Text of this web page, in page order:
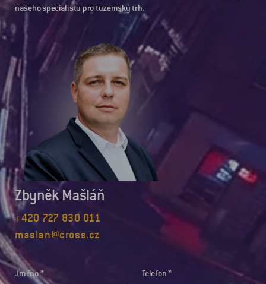
našeho specialistu pro tuzemský trh.
Zbyněk Mašláň
+420 727 830 011
maslan@cross.cz
Jméno Telefon